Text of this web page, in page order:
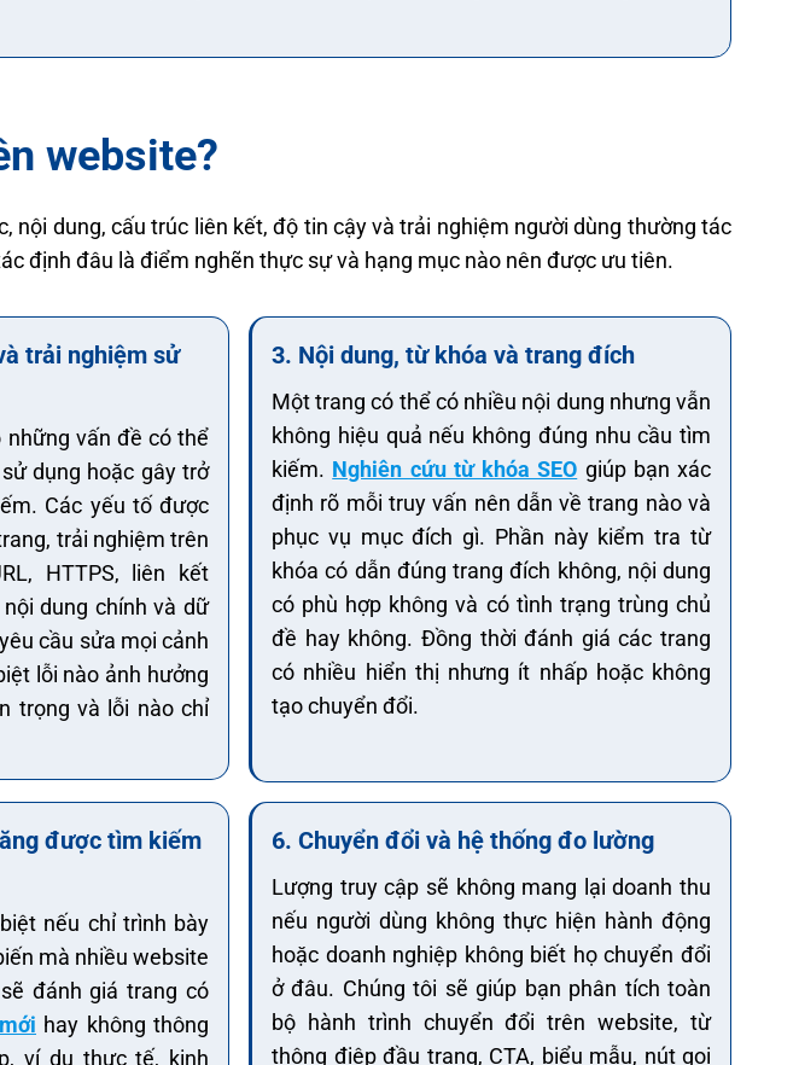
website?
dung, cấu trúc liên kết, độ tin cậy và trải nghiệm người dùng thường tác
định đâu là điểm nghẽn thực sự và hạng mục nào nên được ưu tiên.
trải nghiệm sử
những vấn đề có thể
dụng hoặc gây trở
Các yếu tố được
trải nghiệm trên
HTTPS, liên kết
dung chính và dữ
cầu sửa mọi cảnh
lỗi nào ảnh hưởng
trọng và lỗi nào chỉ
3. Nội dung, từ khóa và trang đích
Một trang có thể có nhiều nội dung nhưng vẫn
không hiệu quả nếu không đúng nhu cầu tìm
kiếm. Nghiên cứu từ khóa SEO giúp bạn xác
định rõ mỗi truy vấn nên dẫn về trang nào và
phục vụ mục đích gì. Phần này kiểm tra từ
khóa có dẫn đúng trang đích không, nội dung
có phù hợp không và có tình trạng trùng chủ
đề hay không. Đồng thời đánh giá các trang
có nhiều hiển thị nhưng ít nhấp hoặc không
tạo chuyển đổi.
được tìm kiếm
nếu chỉ trình bày
mà nhiều website
đánh giá trang có
hay không thông
ví dụ thực tế, kinh
6. Chuyển đổi và hệ thống đo lường
Lượng truy cập sẽ không mang lại doanh thu
nếu người dùng không thực hiện hành động
hoặc doanh nghiệp không biết họ chuyển đổi
ở đâu. Chúng tôi sẽ giúp bạn phân tích toàn
bộ hành trình chuyển đổi trên website, từ
thông điệp đầu trang, CTA, biểu mẫu, nút gọi